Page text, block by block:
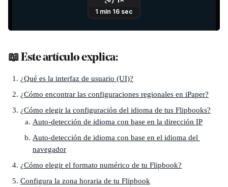
📖 Este artículo explica:
¿Qué es la interfaz de usuario (UI)?
¿Cómo encontrar las configuraciones regionales en iPaper?
¿Cómo elegir la configuración del idioma de tus Flipbooks?
Auto-detección de idioma con base en la dirección IP
Auto-detección de idioma con base en el idioma del
navegador
¿Cómo elegir el formato numérico de tu Flipbook?
Configura la zona horaria de tu Flipbook